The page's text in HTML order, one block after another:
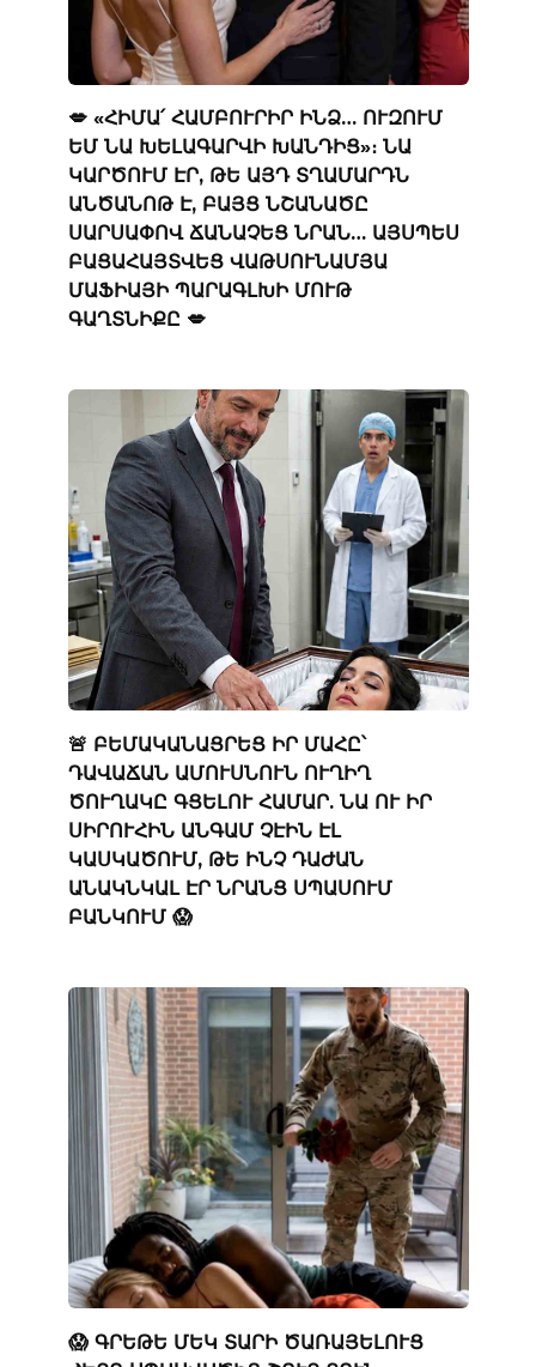
💋 «ՀԻՄԱ՛ ՀԱՄԲՈՒՐԻՐ ԻՆՁ… ՈՒԶՈՒՄ
ԵՄ ՆԱ ԽԵԼԱԳԱՐՎԻ ԽԱՆԴԻՑ»։ ՆԱ
ԿԱՐԾՈՒՄ ԷՐ, ԹԵ ԱՅԴ ՏՂԱՄԱՐԴՆ
ԱՆԾԱՆՈԹ Է, ԲԱՅՑ ՆՇԱՆԱԾԸ
ՍԱՐՍԱՓՈՎ ՃԱՆԱՉԵՑ ՆՐԱՆ… ԱՅՍՊԵՍ
ԲԱՑԱՀԱՅՏՎԵՑ ՎԱԹՍՈՒՆԱՄՅԱ
ՄԱՖԻԱՅԻ ՊԱՐԱԳԼԽԻ ՄՈՒԹ
ԳԱՂՏՆԻՔԸ 💋
🚨 ԲԵՄԱԿԱՆԱՑՐԵՑ ԻՐ ՄԱՀԸ՝
ԴԱՎԱՃԱՆ ԱՄՈՒՍՆՈՒՆ ՈՒՂԻՂ
ԾՈՒՂԱԿԸ ԳՑԵԼՈՒ ՀԱՄԱՐ. ՆԱ ՈՒ ԻՐ
ՍԻՐՈՒՀԻՆ ԱՆԳԱՄ ՉԷԻՆ ԷԼ
ԿԱՍԿԱԾՈՒՄ, ԹԵ ԻՆՉ ԴԱԺԱՆ
ԱՆԱԿՆԿԱԼ ԷՐ ՆՐԱՆՑ ՍՊԱՍՈՒՄ
ԲԱՆԿՈՒՄ 😱
😱 ԳՐԵԹԵ ՄԵԿ ՏԱՐԻ ԾԱՌԱՅԵԼՈՒՑ